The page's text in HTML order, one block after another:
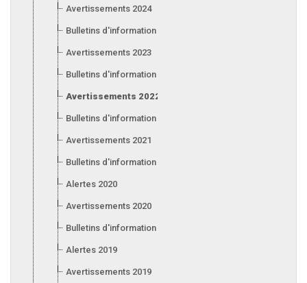
Avertissements 2024
Bulletins d'information 2024
Avertissements 2023
Bulletins d'information 2023
Avertissements 2022
Bulletins d'information 2022
Avertissements 2021
Bulletins d'information 2021
Alertes 2020
Avertissements 2020
Bulletins d'information 2020
Alertes 2019
Avertissements 2019